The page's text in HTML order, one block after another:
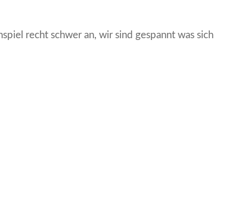
recht schwer an, wir sind gespannt was sich